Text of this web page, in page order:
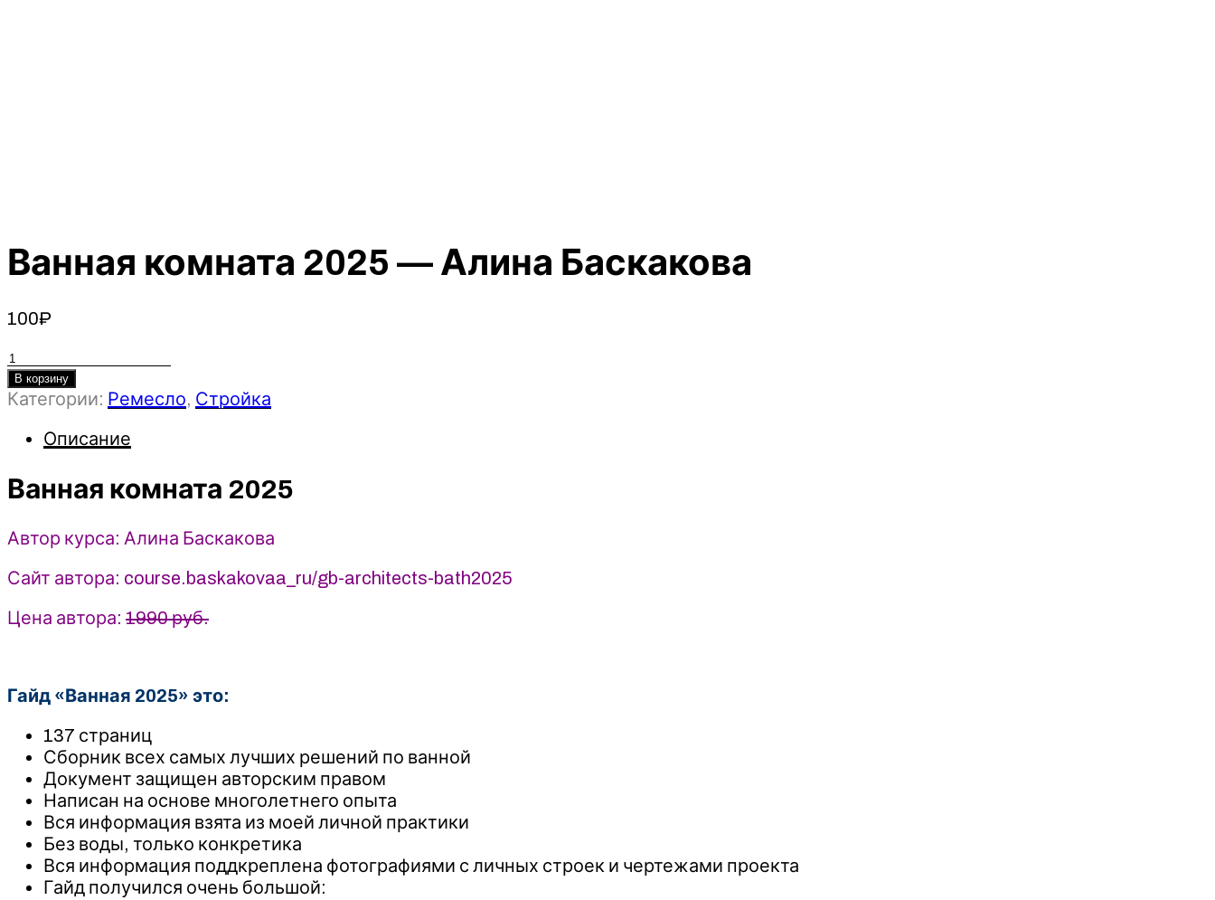
Ванная комната 2025 — Алина Баскакова
100₽
Количество
товара
Ванная
2025
Алина
Баскакова
В корзину
Категории: Ремесло, Стройка
Описание
Ванная комната 2025
Автор курса: Алина Баскакова
Сайт автора: course.baskakovaa_ru/gb-architects-bath2025
Цена автора: 1990 руб.
Гайд «Ванная 2025» это:
137 страниц
Сборник всех самых лучших решений по ванной
Документ защищен авторским правом
Написан на основе многолетнего опыта
Вся информация взята из моей личной практики
Без воды, только конкретика
Вся информация поддкреплена фотографиями с личных строек и чертежами проекта
Гайд получился очень большой: